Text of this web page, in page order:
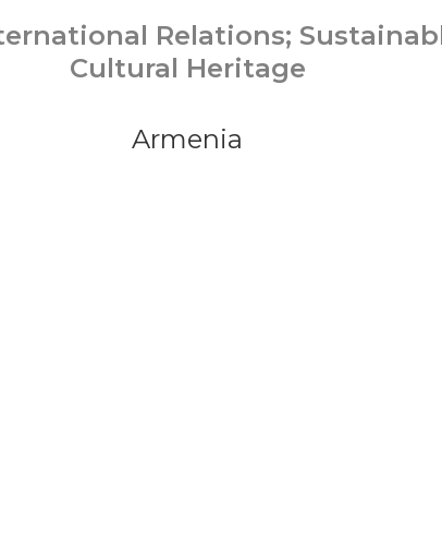
Relations;
Cultural Heritage
Armenia